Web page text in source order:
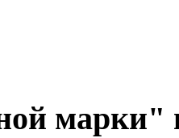
марки"